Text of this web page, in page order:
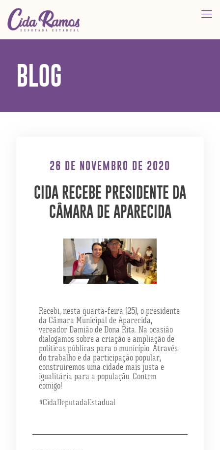
BLOG
26 DE NOVEMBRO DE 2020
CIDA RECEBE PRESIDENTE DA
CÂMARA DE APARECIDA
Recebi, nesta quarta-feira (25), o presidente
da Câmara Municipal de Aparecida,
vereador Damião de Dona Rita. Na ocasião
dialogamos sobre a criação e ampliação de
políticas públicas para o município. Através
do trabalho e da participação popular,
construiremos uma cidade mais justa e
igualitária para a população. Contem
comigo!
#CidaDeputadaEstadual